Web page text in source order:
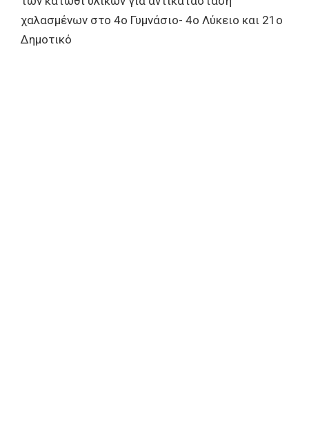
χαλασμένων στο 4ο Γυμνάσιο- 4ο Λύκειο και 21ο
Δημοτικό